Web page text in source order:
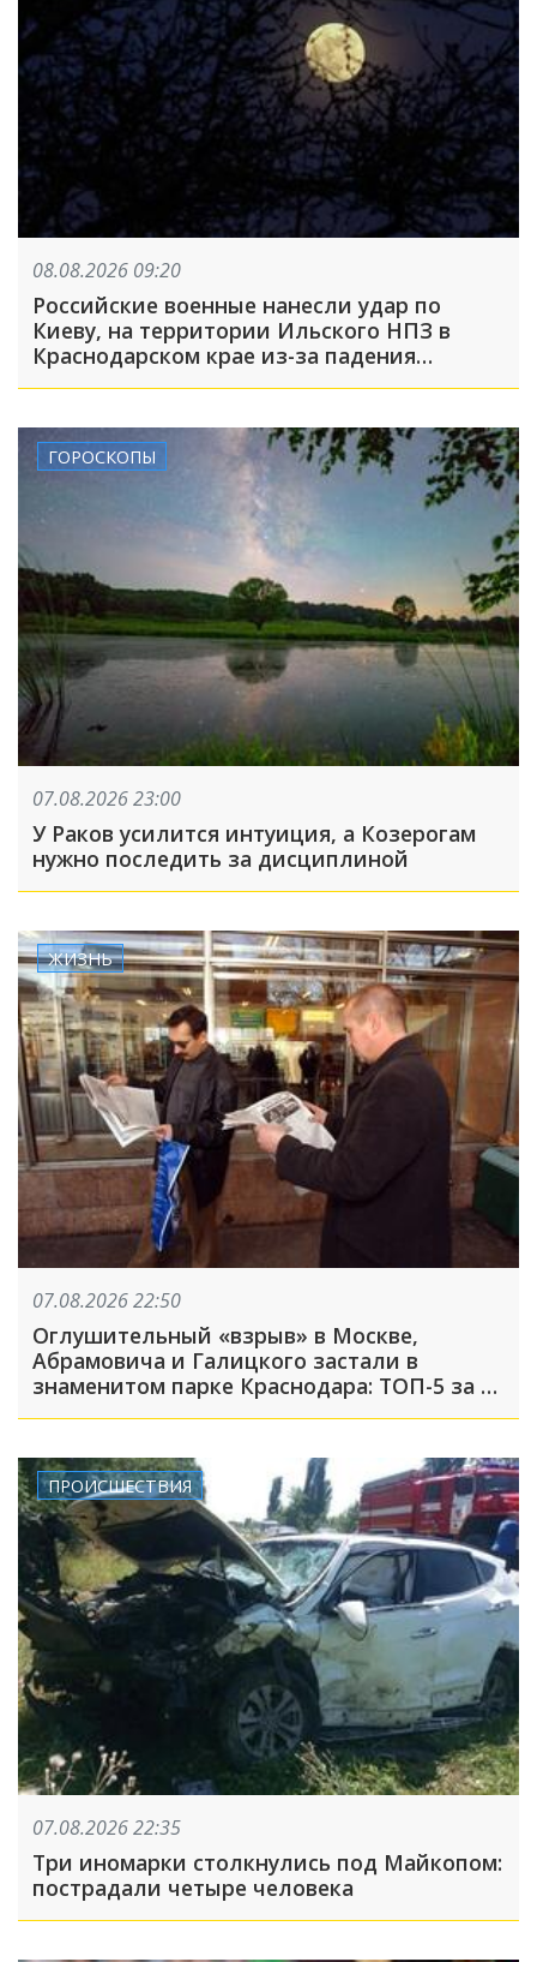
08.08.2026 09:20
Российские военные нанесли удар по
Киеву, на территории Ильского НПЗ в
Краснодарском крае из-за падения
обломков БПЛА пострадали пять человек:
ГОРОСКОПЫ
07.08.2026 23:00
У Раков усилится интуиция, а Козерогам
нужно последить за дисциплиной
ЖИЗНЬ
07.08.2026 22:50
Оглушительный «взрыв» в Москве,
Абрамовича и Галицкого застали в
знаменитом парке Краснодара: ТОП-5 за 7
ПРОИСШЕСТВИЯ
07.08.2026 22:35
Три иномарки столкнулись под Майкопом:
пострадали четыре человека